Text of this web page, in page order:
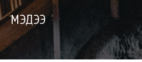
МЭДЭЭ